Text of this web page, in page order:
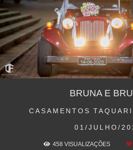
CASAMENTOS
01/JULHO/
BRUNA E
458 VISUALIZAÇÕES